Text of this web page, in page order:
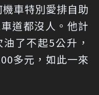
車特別愛排自助
道都沒人。他計
了不起5公升，
多元，如此一來